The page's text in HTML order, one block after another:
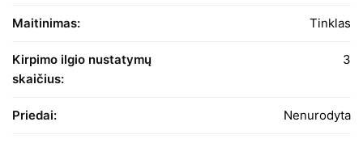
Maitinimas: Tinklas
Kirpimo ilgio nustatymų
skaičius:
3
Priedai: Nenurodyta